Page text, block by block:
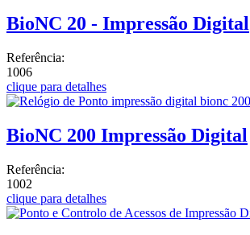
BioNC 20 - Impressão Digital
Referência:
1006
clique para detalhes
BioNC 200 Impressão Digital
Referência:
1002
clique para detalhes